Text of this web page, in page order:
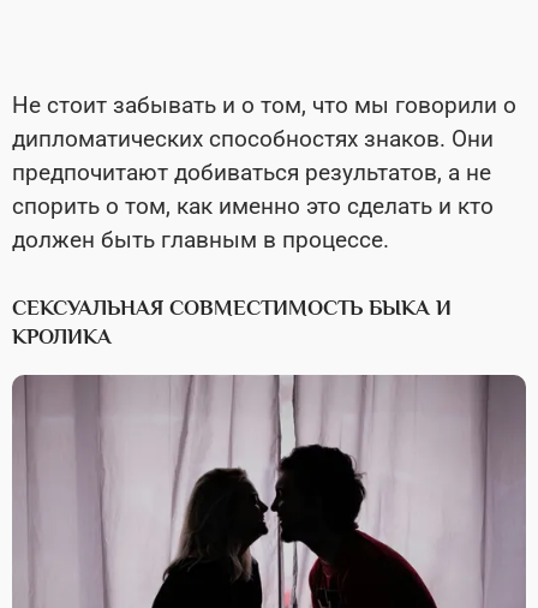
Не стоит забывать и о том, что мы говорили о
дипломатических способностях знаков. Они
предпочитают добиваться результатов, а не
спорить о том, как именно это сделать и кто
должен быть главным в процессе.
СЕКСУАЛЬНАЯ СОВМЕСТИМОСТЬ БЫКА И
КРОЛИКА